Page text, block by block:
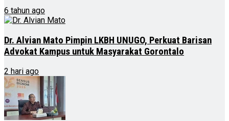
6 tahun ago
Dr. Alvian Mato Pimpin LKBH UNUGO, Perkuat Barisan
Advokat Kampus untuk Masyarakat Gorontalo
2 hari ago